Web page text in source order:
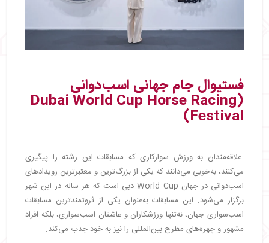
فستیوال جام جهانی اسب‌دوانی
(Dubai World Cup Horse Racing
Festival)
علاقه‌مندان به ورزش سوارکاری که مسابقات این رشته را پیگیری
می‌کنند، به‌خوبی می‌دانند که یکی از بزرگ‌ترین و معتبرترین رویدادهای
اسب‌دوانی در جهان World Cup دبی است که هر ساله در این شهر
برگزار می‌شود. این مسابقات به‌عنوان یکی از ثروتمندترین مسابقات
اسب‌سواری جهان، نه‌تنها ورزشکاران و عاشقان اسب‌سواری، بلکه افراد
مشهور و چهره‌های مطرح بین‌المللی را نیز به خود جذب می‌کند.